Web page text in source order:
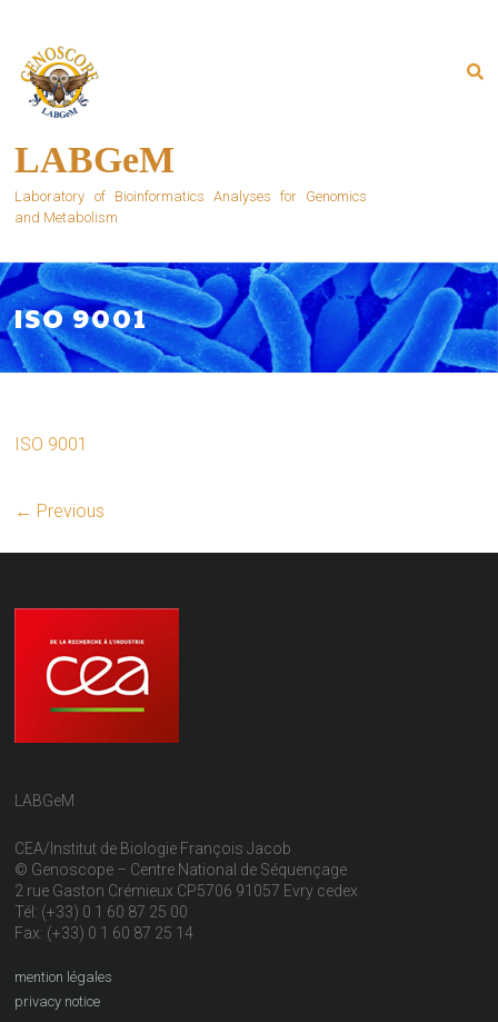
content
LABGeM
Laboratory of Bioinformatics Analyses for Genomics
and Metabolism
ISO 9001
ISO 9001
← Previous
LABGeM
CEA/Institut de Biologie François Jacob
© Genoscope – Centre National de Séquençage
2 rue Gaston Crémieux CP5706 91057 Evry cedex
Tél: (+33) 0 1 60 87 25 00
Fax: (+33) 0 1 60 87 25 14
mention légales
privacy notice